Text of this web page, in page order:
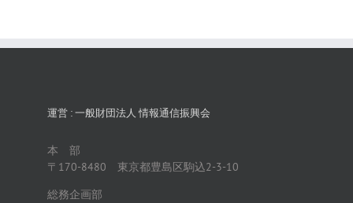
運営 : 一般財団法人 情報通信振興会
本 部
〒170-8480 東京都豊島区駒込2-3-10
総務企画部